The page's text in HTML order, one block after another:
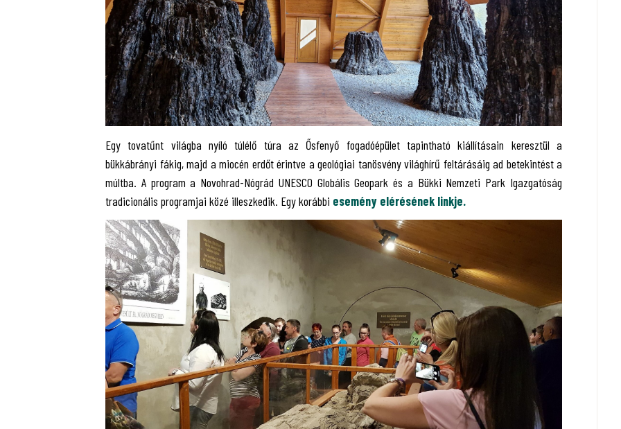
Egy tovatűnt világba nyíló túlélő túra az Ősfenyő fogadóépület tapintható kiállításain keresztül a
bükkábrányi fákig, majd a miocén erdőt érintve a geológiai tanösvény világhírű feltárásáig ad betekintést a
múltba. A program a Novohrad-Nógrád UNESCO Globális Geopark és a Bükki Nemzeti Park Igazgatóság
tradicionális programjai közé illeszkedik. Egy korábbi esemény elérésének linkje.